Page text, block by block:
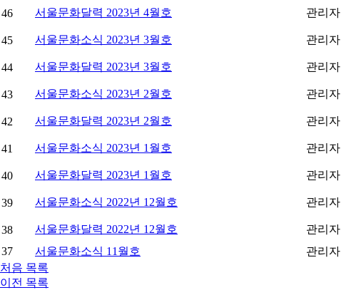
46
서울문화달력 2023년 4월호 관리자
45
서울문화소식 2023년 3월호 관리자
44
서울문화달력 2023년 3월호 관리자
43
서울문화소식 2023년 2월호 관리자
42
서울문화달력 2023년 2월호 관리자
41
서울문화소식 2023년 1월호 관리자
40
서울문화달력 2023년 1월호 관리자
39
서울문화소식 2022년 12월호 관리자
38
서울문화달력 2022년 12월호 관리자
37
서울문화소식 11월호 관리자
처음 목록
이전 목록